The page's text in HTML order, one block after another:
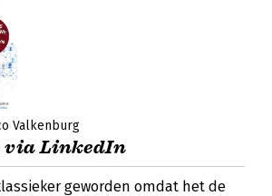
Valkenburg
via LinkedIn
geworden omdat het de